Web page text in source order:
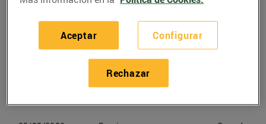
Horarios Bonpreu Barcelona
06/08/2026 Jueves 09:00-21:30
Viernes
Configurar
Rechazar
Aceptar